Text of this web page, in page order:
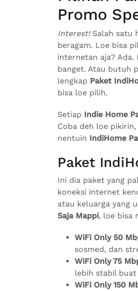
Promo
Interest!Salah satu
beragam. Loe bisa
internetan aja? Ada.
banget. Atau butuh
lengkap Paket
bisa loe pilih.
Setiap Indie Home
Coba deh loe
nentuin IndiHome
Paket
Ini dia paket yang
koneksi internet
atau keluarga yang
Saja Mappi, loe bisa
WiFi Only 50
sosmed, dan
WiFi Only 75
lebih stabil buat
WiFi Only 150